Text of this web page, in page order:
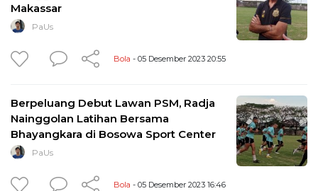
Makassar
PaUs
Bola - 05 Desember 2023 20:55
Berpeluang Debut Lawan PSM, Radja
Nainggolan Latihan Bersama
Bhayangkara di Bosowa Sport Center
PaUs
Bola - 05 Desember 2023 16:46